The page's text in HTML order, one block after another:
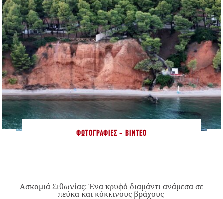
ΦΩΤΟΓΡΑΦΊΕΣ - ΒΊΝΤΕΟ
Ασκαμιά Σιθωνίας: Ένα κρυφό διαμάντι ανάμεσα σε
πεύκα και κόκκινους βράχους